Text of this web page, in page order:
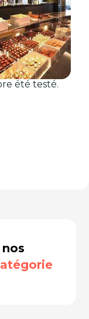
été testé.